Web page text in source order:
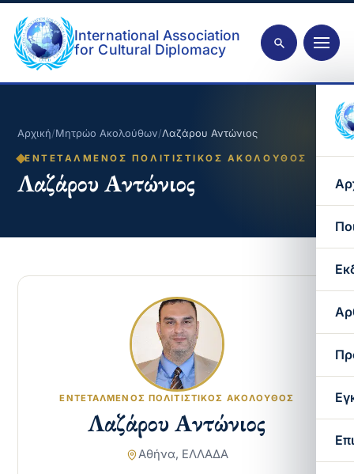
International Association
for Cultural Diplomacy
Αρχική/Μητρώο Ακολούθων/Λαζάρου Αντώνιος
ΕΝΤΕΤΑΛΜΈΝΟΣ ΠΟΛΙΤΙΣΤΙΚΌΣ ΑΚΌΛΟΥΘΟΣ
Λαζάρου Αντώνιος
ΕΝΤΕΤΑΛΜΈΝΟΣ ΠΟΛΙΤΙΣΤΙΚΌΣ ΑΚΌΛΟΥΘΟΣ
Λαζάρου Αντώνιος
Αθήνα, ΕΛΛΑΔΑ